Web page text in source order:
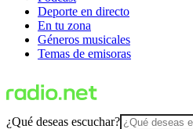
Deporte en directo
En tu zona
Géneros musicales
Temas de emisoras
¿Qué deseas escuchar?